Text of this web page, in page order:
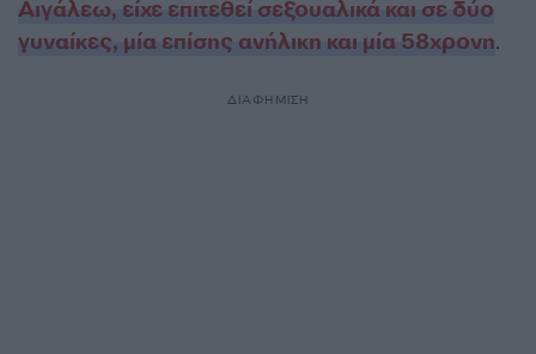
Αιγάλεω, είχε επιτεθεί σεξουαλικά και σε δύο
γυναίκες, μία επίσης ανήλικη και μία 58χρονη.
ΔΙΑΦΗΜΙΣΗ